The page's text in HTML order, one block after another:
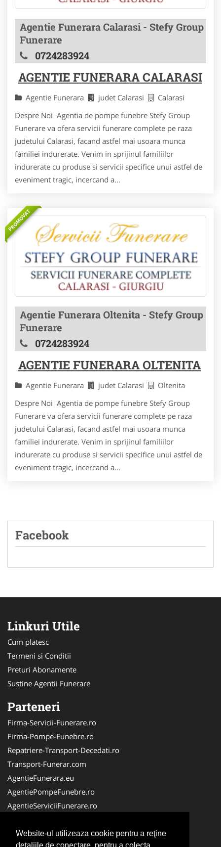
Website-ul utilizeaza cookie pentru a reţine
Agentie Funerara Calarasi - Stefy Group
Funerare
0724283924
AGENTIE FUNERARA CALARASI
Agentie Funerara judet Calarasi
Calarasi
Despre Noi Agentia de pompe funebre Stefy Group
Funerare va ofera servicii funerare complete pe raza
judetului Calarasi, facand astfel mai usoara munca
familiei indurerate. Venim in sprijinul familiilor
indurerate cu produse si servicii specifice unui astfel de
eveniment tragic, incercand a...
PROMOVAT
Agentie Funerara Oltenita - Stefy Group
Funerare
0724283924
AGENTIE FUNERARA OLTENITA
Agentie Funerara judet Calarasi
Oltenita
Despre Noi Agentia de pompe funebre Stefy Group
Funerare va ofera servicii funerare complete pe raza
judetului Calarasi, facand astfel mai usoara munca
familiei indurerate. Venim in sprijinul familiilor
indurerate cu produse si servicii specifice unui astfel de
eveniment tragic, incercand a...
Facebook
Linkuri Utile
Cum platesc
Termeni si Conditii
Preturi Abonamente
Sustine Agentii Funerare
Parteneri
Firma-Servicii-Funerare.ro
Firma-Pompe-Funebre.ro
Repatriere-Transport-Decedati.ro
Transport-Funerar.com
AgentieFunerara.eu
AgentiePompeFunebre.ro
AgentieServiciiFunerare.ro
CasaFunerara.com